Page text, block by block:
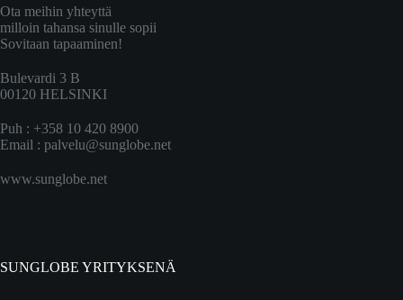
Ota meihin yhteyttä
milloin tahansa sinulle sopii
Sovitaan tapaaminen!
Bulevardi 3 B
00120 HELSINKI
Puh : +358 10 420 8900
Email : palvelu@sunglobe.net
www.sunglobe.net
SUNGLOBE YRITYKSENÄ